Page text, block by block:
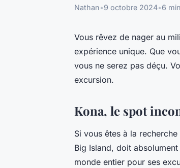
Nathan•9 octobre 2024•6
Vous rêvez de nager au
expérience unique. Que
vous ne serez pas déçu.
excursion.
Kona, le spot
Si vous êtes à la
Big Island, doit
monde entier pour ses